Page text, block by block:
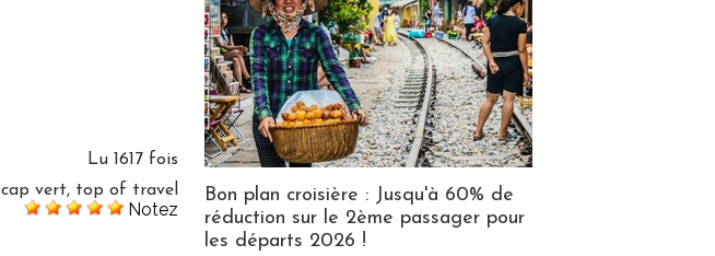
Lu 1617 fois
cap vert, top of travel
Notez
Bon plan croisière : Jusqu'à 60% de
réduction sur le 2ème passager pour
les départs 2026 !